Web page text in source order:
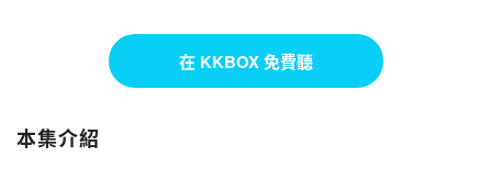
在 KKBOX 免費聽
本集介紹